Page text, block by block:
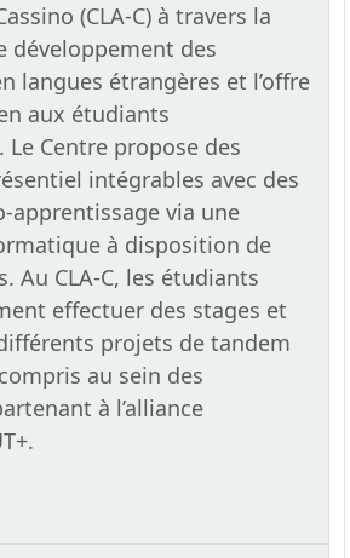
(CLA-C) à travers la
développement des
langues étrangères et l’offre
aux étudiants
Centre propose des
intégrables avec des
apprentissage via une
à disposition de
Au CLA-C, les étudiants
effectuer des stages et
projets de tandem
au sein des
à l’alliance